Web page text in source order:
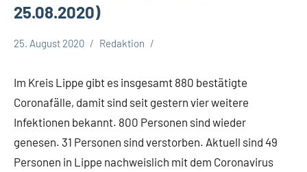
25.08.2020)
Corona
25. August 2020 Redaktion
Im Kreis Lippe gibt es insgesamt 880 bestätigte
Coronafälle, damit sind seit gestern vier weitere
Infektionen bekannt. 800 Personen sind wieder
genesen. 31 Personen sind verstorben. Aktuell sind 49
Personen in Lippe nachweislich mit dem Coronavirus